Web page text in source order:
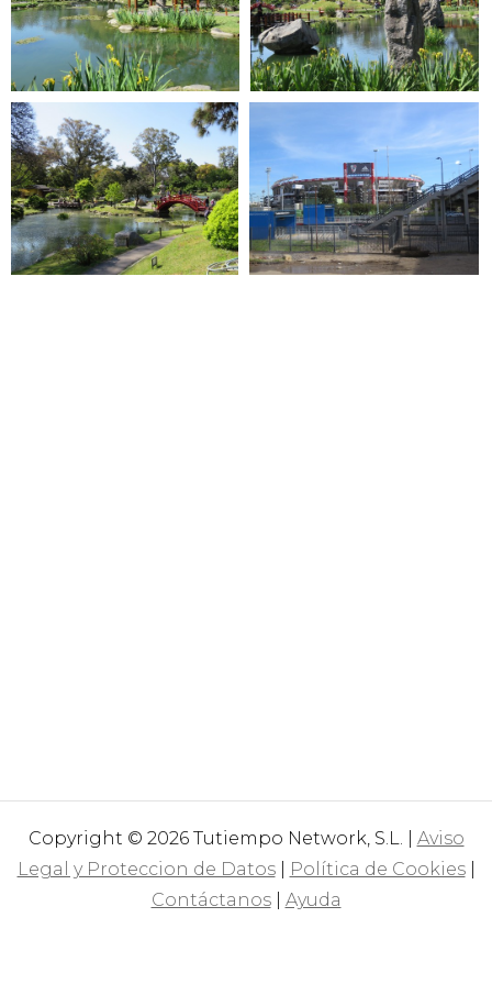
Copyright © 2026 Tutiempo Network, S.L. | Aviso
Legal y Proteccion de Datos| Política de Cookies|
Contáctanos| Ayuda